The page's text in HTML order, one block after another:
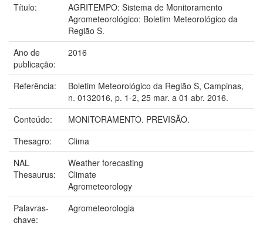
Título:
AGRITEMPO: Sistema de Monitoramento
Agrometeorológico: Boletim Meteorológico da
Região S.
Ano de
publicação:
2016
Referência:
Boletim Meteorológico da Região S, Campinas,
n. 0132016, p. 1-2, 25 mar. a 01 abr. 2016.
Conteúdo:
MONITORAMENTO. PREVISÃO.
Thesagro:
Clima
NAL
Thesaurus:
Weather forecasting
Climate
Agrometeorology
Palavras-
chave:
Agrometeorologia